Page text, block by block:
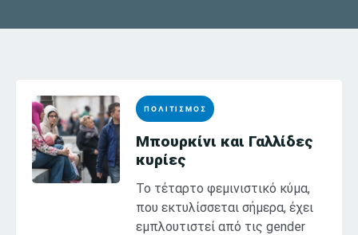
ΠΟΛΙΤΙΣΜΟΣ
Μπουρκίνι και Γαλλίδες
κυρίες
Το τέταρτο φεμινιστικό κύμα,
που εκτυλίσσεται σήμερα, έχει
εμπλουτιστεί από τις gender